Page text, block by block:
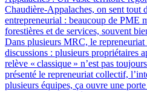
Chaudière-Appalaches, on sent tout
entrepreneurial : beaucoup de PME
forestières et de services, souvent
Dans plusieurs MRC, le repreneuriat
discussions : plusieurs propriétaires
relève « classique » n’est pas
présenté le repreneuriat collectif,
plusieurs équipes, ça ouvre une